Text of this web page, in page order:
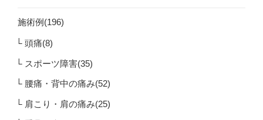
施術例(196)
頭痛(8)
スポーツ障害(35)
腰痛・背中の痛み(52)
肩こり・肩の痛み(25)